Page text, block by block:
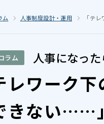
ム 人事制度設計・運用 「テ
ラム 人事になっ
レワーク
きない……